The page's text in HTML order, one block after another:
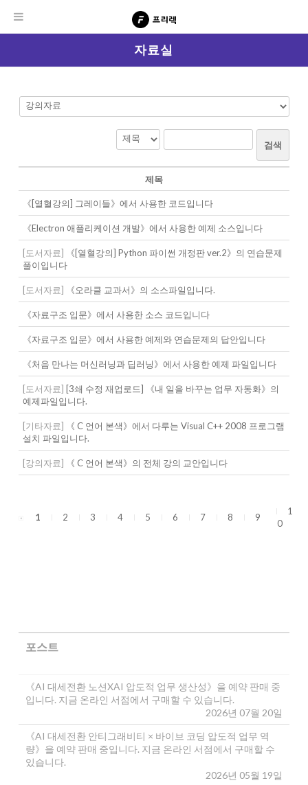
자료실
검색
제목
《[열혈강의] 그레이들》에서 사용한 코드입니다
《Electron 애플리케이션 개발》에서 사용한 예제 소스입니다
[도서자료]
《[열혈강의] Python 파이썬 개정판 ver.2》의 연습문제
풀이입니다
[도서자료] 《오라클 교과서》의 소스파일입니다.
《자료구조 입문》에서 사용한 소스 코드입니다
《자료구조 입문》에서 사용한 예제와 연습문제의 답안입니다
《처음 만나는 머신러닝과 딥러닝》에서 사용한 예제 파일입니다
[도서자료] [3쇄 수정 재업로드] 《내 일을 바꾸는 업무 자동화》의
예제파일입니다.
[기타자료]
《 C 언어 본색》에서 다루는 Visual C++ 2008 프로그램
설치 파일입니다.
[강의자료] 《 C 언어 본색》의 전체 강의 교안입니다
1 2 3 4 5 6 7 8 9
1
0
포스트
《AI 대세전환 노션XAI 압도적 업무 생산성》을 예약 판매 중
입니다. 지금 온라인 서점에서 구매할 수 있습니다.
2026년 07월 20일
《AI 대세전환 안티그래비티 × 바이브 코딩 압도적 업무 역
량》을 예약 판매 중입니다. 지금 온라인 서점에서 구매할 수
있습니다.
2026년 05월 19일